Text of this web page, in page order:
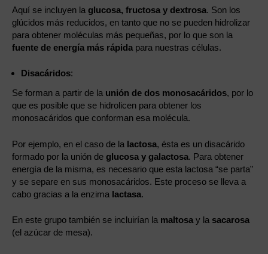
Aquí se incluyen la glucosa, fructosa y dextrosa. Son los
glúcidos más reducidos, en tanto que no se pueden hidrolizar
para obtener moléculas más pequeñas, por lo que son la
fuente de energía más rápida para nuestras células.
Disacáridos:
Se forman a partir de la unión de dos monosacáridos, por lo
que es posible que se hidrolicen para obtener los
monosacáridos que conforman esa molécula.
Por ejemplo, en el caso de la lactosa, ésta es un disacárido
formado por la unión de glucosa y galactosa. Para obtener
energía de la misma, es necesario que esta lactosa “se parta”
y se separe en sus monosacáridos. Este proceso se lleva a
cabo gracias a la enzima lactasa.
En este grupo también se incluirían la maltosa y la sacarosa
(el azúcar de mesa).